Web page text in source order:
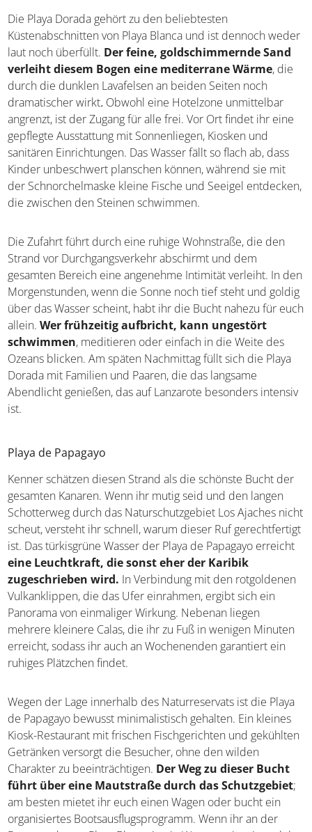
Die Playa Dorada gehört zu den beliebtesten
Küstenabschnitten von Playa Blanca und ist dennoch weder
laut noch überfüllt. Der feine, goldschimmernde Sand
verleiht diesem Bogen eine mediterrane Wärme, die
durch die dunklen Lavafelsen an beiden Seiten noch
dramatischer wirkt. Obwohl eine Hotelzone unmittelbar
angrenzt, ist der Zugang für alle frei. Vor Ort findet ihr eine
gepflegte Ausstattung mit Sonnenliegen, Kiosken und
sanitären Einrichtungen. Das Wasser fällt so flach ab, dass
Kinder unbeschwert planschen können, während sie mit
der Schnorchelmaske kleine Fische und Seeigel entdecken,
die zwischen den Steinen schwimmen.
Die Zufahrt führt durch eine ruhige Wohnstraße, die den
Strand vor Durchgangsverkehr abschirmt und dem
gesamten Bereich eine angenehme Intimität verleiht. In den
Morgenstunden, wenn die Sonne noch tief steht und goldig
über das Wasser scheint, habt ihr die Bucht nahezu für euch
allein.Wer frühzeitig aufbricht, kann ungestört
schwimmen, meditieren oder einfach in die Weite des
Ozeans blicken. Am späten Nachmittag füllt sich die Playa
Dorada mit Familien und Paaren, die das langsame
Abendlicht genießen, das auf Lanzarote besonders intensiv
ist.
Playa de Papagayo
Kenner schätzen diesen Strand als die schönste Bucht der
gesamten Kanaren. Wenn ihr mutig seid und den langen
Schotterweg durch das Naturschutzgebiet Los Ajaches nicht
scheut, versteht ihr schnell, warum dieser Ruf gerechtfertigt
ist. Das türkisgrüne Wasser der Playa de Papagayo erreicht
eine Leuchtkraft, die sonst eher der Karibik
zugeschrieben wird. In Verbindung mit den rotgoldenen
Vulkanklippen, die das Ufer einrahmen, ergibt sich ein
Panorama von einmaliger Wirkung. Nebenan liegen
mehrere kleinere Calas, die ihr zu Fuß in wenigen Minuten
erreicht, sodass ihr auch an Wochenenden garantiert ein
ruhiges Plätzchen findet.
Wegen der Lage innerhalb des Naturreservats ist die Playa
de Papagayo bewusst minimalistisch gehalten. Ein kleines
Kiosk-Restaurant mit frischen Fischgerichten und gekühlten
Getränken versorgt die Besucher, ohne den wilden
Charakter zu beeinträchtigen. Der Weg zu dieser Bucht
führt über eine Mautstraße durch das Schutzgebiet;
am besten mietet ihr euch einen Wagen oder bucht ein
organisiertes Bootsausflugsprogramm. Wenn ihr an der